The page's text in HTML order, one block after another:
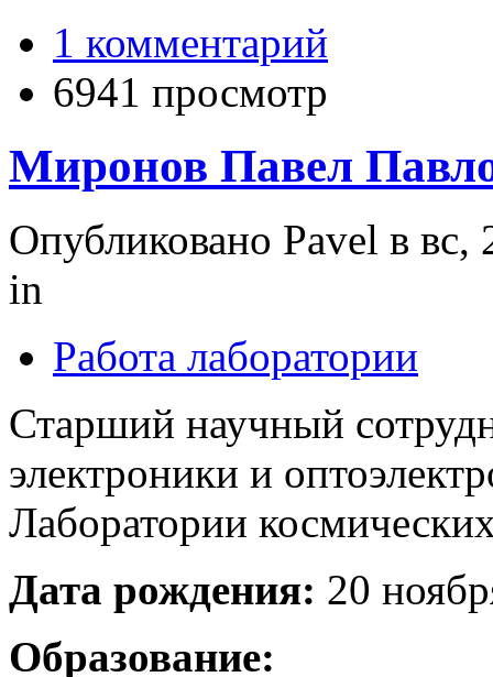
1 комментарий
6941 просмотр
Миронов Павел
Опубликовано Pavel в
in
Работа лаборатории
Старший научный
электроники и
Лаборатории
Дата рождения: 20
Образование: